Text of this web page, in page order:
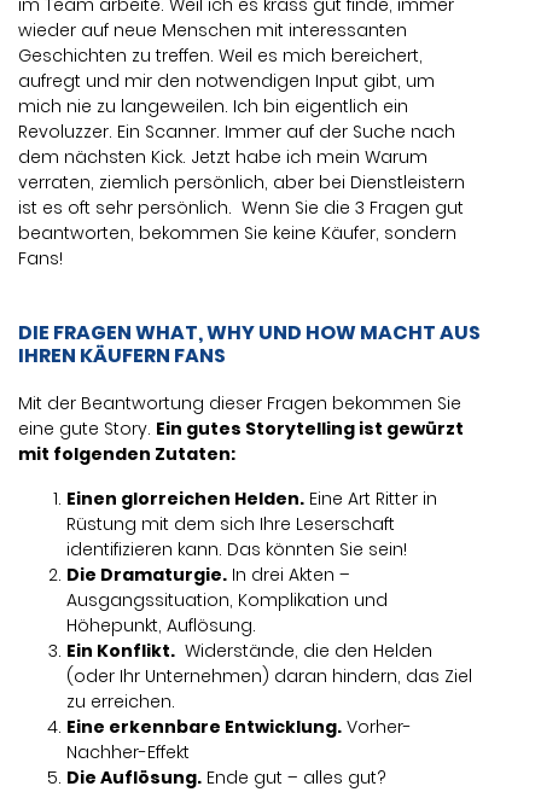
im Team arbeite. Weil ich es krass gut finde, immer
wieder auf neue Menschen mit interessanten
Geschichten zu treffen. Weil es mich bereichert,
aufregt und mir den notwendigen Input gibt, um
mich nie zu langeweilen. Ich bin eigentlich ein
Revoluzzer. Ein Scanner. Immer auf der Suche nach
dem nächsten Kick. Jetzt habe ich mein Warum
verraten, ziemlich persönlich, aber bei Dienstleistern
ist es oft sehr persönlich. Wenn Sie die 3 Fragen gut
beantworten, bekommen Sie keine Käufer, sondern
Fans!
DIE FRAGEN WHAT, WHY UND HOW MACHT AUS
IHREN KÄUFERN FANS
Mit der Beantwortung dieser Fragen bekommen Sie
eine gute Story. Ein gutes Storytelling ist gewürzt
mit folgenden Zutaten:
Einen glorreichen Helden. Eine Art Ritter in
Rüstung mit dem sich Ihre Leserschaft
identifizieren kann. Das könnten Sie sein!
Die Dramaturgie. In drei Akten –
Ausgangssituation, Komplikation und
Höhepunkt, Auflösung.
Ein Konflikt. Widerstände, die den Helden
(oder Ihr Unternehmen) daran hindern, das Ziel
zu erreichen.
Eine erkennbare Entwicklung. Vorher-
Nachher-Effekt
Die Auflösung. Ende gut – alles gut?